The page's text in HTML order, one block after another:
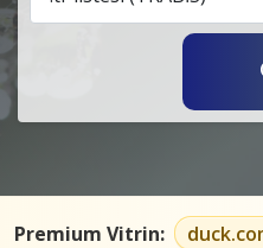
Premium Vitrin: